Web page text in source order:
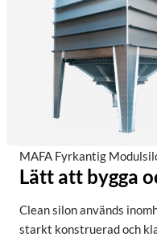
MAFA Fyrkantig
Lätt att bygga
Clean silon används
starkt konstruerad och